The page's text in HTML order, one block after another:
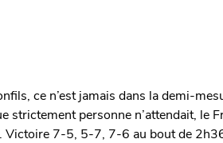
ce n’est jamais dans la demi-
strictement personne n’attendait, le
Victoire 7-5, 5-7, 7-6 au bout de